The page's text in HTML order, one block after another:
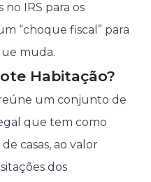
IRS para os
“choque fiscal” para
muda.
Habitação?
um conjunto de
que tem como
casas, ao valor
dos